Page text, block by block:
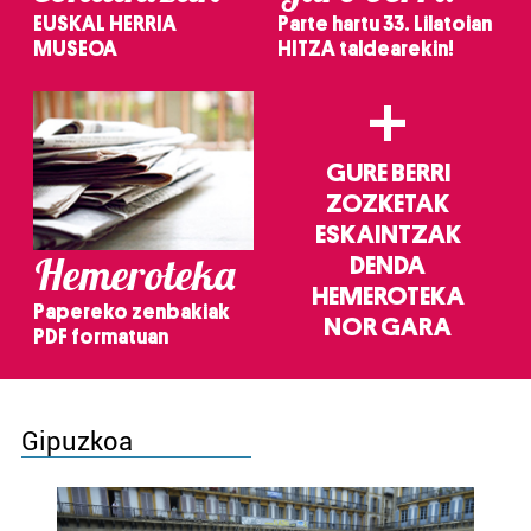
EUSKAL HERRIA
MUSEOA
Parte hartu 33. Lilatoian
HITZA taldearekin!
Hemeroteka
Papereko zenbakiak
PDF formatuan
+
GURE BERRI
ZOZKETAK
ESKAINTZAK
DENDA
HEMEROTEKA
NOR GARA
Gipuzkoa